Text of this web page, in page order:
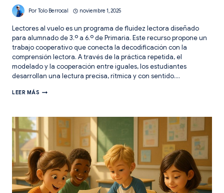
Por Tolo Berrocal noviembre 1, 2025
Lectores al vuelo es un programa de fluidez lectora diseñado
para alumnado de 3.º a 6.º de Primaria. Este recurso propone un
trabajo cooperativo que conecta la decodificación con la
comprensión lectora. A través de la práctica repetida, el
modelado y la cooperación entre iguales, los estudiantes
desarrollan una lectura precisa, rítmica y con sentido….
LEER MÁS LECTORES
COOPERATIVO
FLUIDEZ
LECTORA